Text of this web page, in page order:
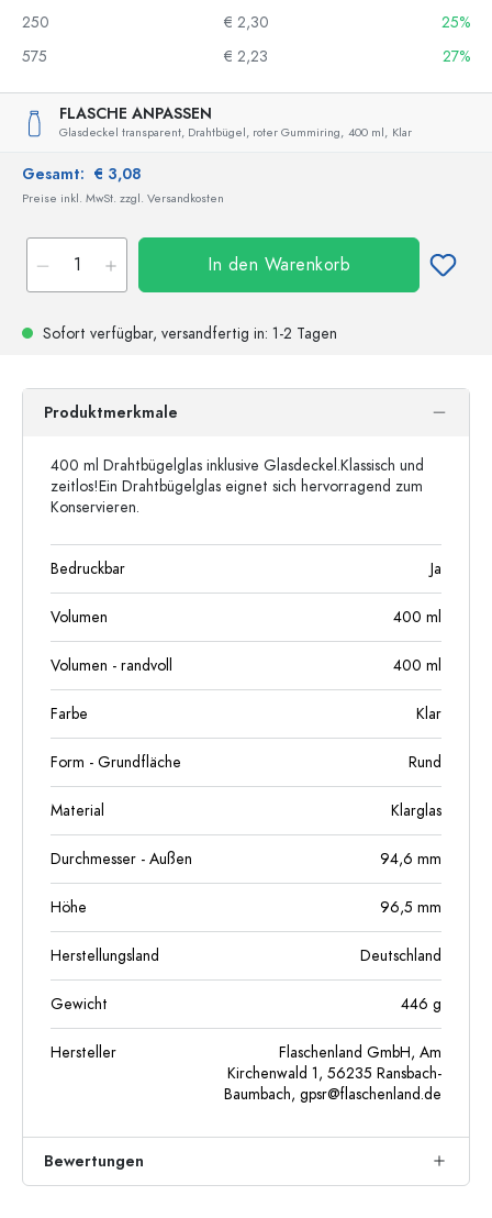
250
€ 2,30
25%
575
€ 2,23 27%
FLASCHE ANPASSEN
Glasdeckel transparent, Drahtbügel, roter Gummiring, 400 ml, Klar
Gesamt: € 3,08
Preise inkl. MwSt. zzgl. Versandkosten
In den Warenkorb
Sofort verfügbar, versandfertig in: 1-2 Tagen
Produktmerkmale
400 ml Drahtbügelglas inklusive Glasdeckel.Klassisch und
zeitlos!Ein Drahtbügelglas eignet sich hervorragend zum
Konservieren.
Bedruckbar Ja
Volumen 400 ml
Volumen - randvoll 400 ml
Farbe Klar
Form - Grundfläche Rund
Material Klarglas
Durchmesser - Außen 94,6 mm
Höhe 96,5 mm
Herstellungsland Deutschland
Gewicht 446 g
Hersteller
Flaschenland GmbH, Am
Kirchenwald 1, 56235 Ransbach-
Baumbach, gpsr@flaschenland.de
Bewertungen